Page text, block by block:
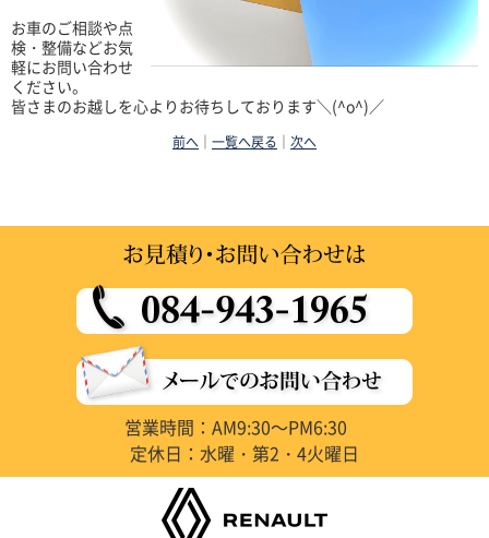
お車のご相談や点
検・整備などお気
軽にお問い合わせ
ください。
皆さまのお越しを心よりお待ちしております＼(^o^)／
前へ ｜ 一覧へ戻る ｜ 次へ
営業時間：AM9:30～PM6:30
定休日：水曜・第2・4火曜日